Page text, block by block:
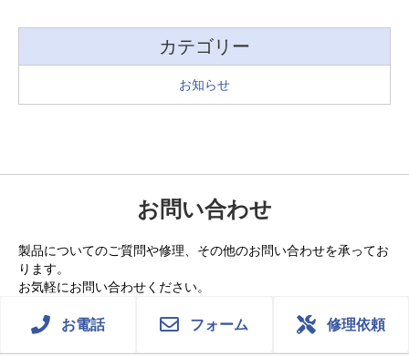
カテゴリー
お知らせ
お問い合わせ
製品についてのご質問や修理、その他のお問い合わせを承ってお
ります。
お気軽にお問い合わせください。
お電話 フォーム 修理依頼